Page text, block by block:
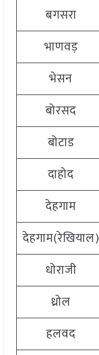
बगसरा
भाणवड़
भेसन
बोरसद
बोटाड
दाहोद
देहगाम
देहगाम(रेखियाल)
धोराजी
ध्रोल
हलवद